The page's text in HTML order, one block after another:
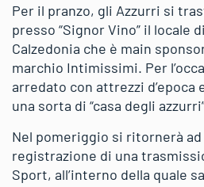
Per il pranzo, gli Azzurri si
presso “Signor Vino” il locale
Calzedonia che è main
marchio Intimissimi. Per
arredato con attrezzi d’epoca
una sorta di “casa degli
Nel pomeriggio si ritornerà ad
registrazione di una
Sport, all’interno della quale